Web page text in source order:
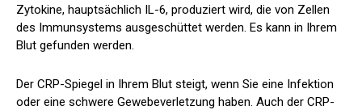
Zytokine, hauptsächlich IL-6, produziert wird, die von Zellen
des Immunsystems ausgeschüttet werden. Es kann in Ihrem
Blut gefunden werden.
Der CRP-Spiegel in Ihrem Blut steigt, wenn Sie eine Infektion
oder eine schwere Gewebeverletzung haben. Auch der CRP-